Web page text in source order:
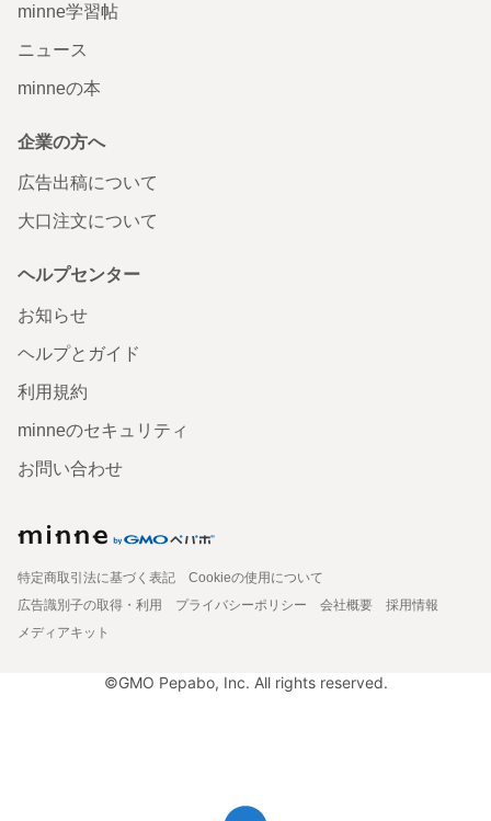
minne学習帖
ニュース
minneの本
企業の方へ
広告出稿について
大口注文について
ヘルプセンター
お知らせ
ヘルプとガイド
利用規約
minneのセキュリティ
お問い合わせ
特定商取引法に基づく表記
Cookieの使用について
広告識別子の取得・利用
プライバシーポリシー 会社概要
採用情報
メディアキット
©GMO Pepabo, Inc. All rights reserved.